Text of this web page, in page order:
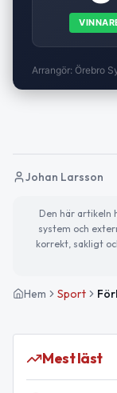
Arrangör: Örebro
Johan Larsson
Den här artikeln
system och
korrekt, sakligt
Hem Sport
Mest läst